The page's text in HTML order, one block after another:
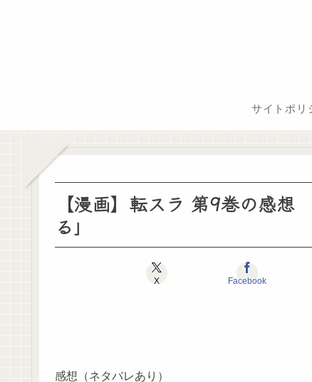
サイトポリ
【漫画】転スラ 第9巻の感
る」
X Facebook
感想（ネタバレあり）